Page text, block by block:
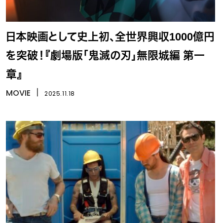
日本映画として史上初、全世界興収1000億円
を突破！『劇場版「鬼滅の刃」無限城編 第一
章』
MOVIE 2025.11.18